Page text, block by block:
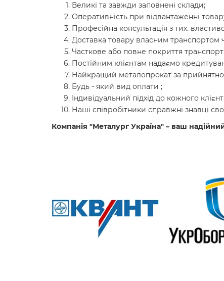
Великі та завжди заповнені склади;
Оперативність при відвантаженні
Професійна консультація з тих.
Доставка товару власним
Часткове або повне покриття
Постійним клієнтам надаємо
Найкращий металопрокат за
Будь - який вид оплати ;
Індивідуальний підхід до кожного
Наші співробітники справжні знавці
Компанія "Металург Україна" – ваш